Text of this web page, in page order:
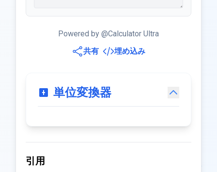
Powered by @Calculator Ultra
共有
埋め込み
単位変換器
引用